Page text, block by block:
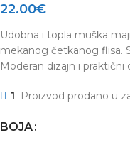
22.00€
Udobna i topla muška
mekanog četkanog flisa.
Moderan dizajn i praktični
1 Proizvod prodano u
BOJA